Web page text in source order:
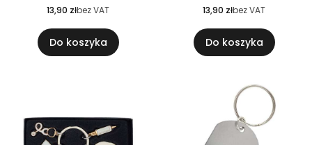
13,90 złbez VAT
Do koszyka
13,90 złbez VAT
Do koszyka